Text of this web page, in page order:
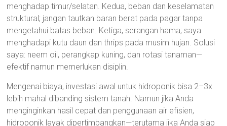
menghadap timur/selatan. Kedua, beban dan keselamatan
struktural; jangan tautkan baran berat pada pagar tanpa
mengetahui batas beban. Ketiga, serangan hama; saya
menghadapi kutu daun dan thrips pada musim hujan. Solusi
saya: neem oil, perangkap kuning, dan rotasi tanaman—
efektif namun memerlukan disiplin.
Mengenai biaya, investasi awal untuk hidroponik bisa 2–3x
lebih mahal dibanding sistem tanah. Namun jika Anda
menginginkan hasil cepat dan penggunaan air efisien,
hidroponik layak dipertimbangkan—terutama jika Anda siap